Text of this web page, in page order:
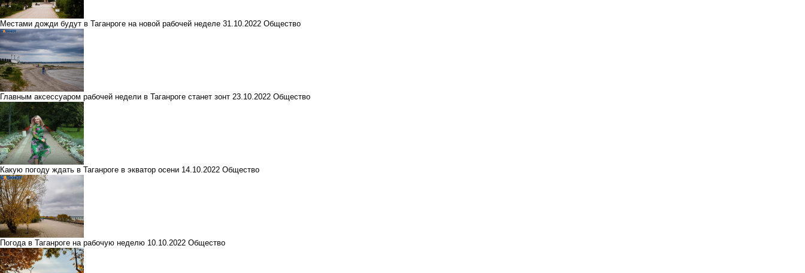
Местами дожди будут в Таганроге на новой рабочей неделе 31.10.2022 Общество
Главным аксессуаром рабочей недели в Таганроге станет зонт 23.10.2022 Общество
Какую погоду ждать в Таганроге в экватор осени 14.10.2022 Общество
Погода в Таганроге на рабочую неделю 10.10.2022 Общество